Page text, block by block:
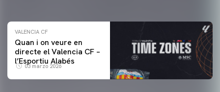
VALENCIA CF
Quan i on veure en
directe el Valencia CF –
l’Esportiu Alabés
03 marzo 2026